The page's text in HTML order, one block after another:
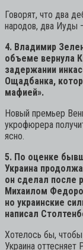
Говорят, что два
народов, два Иуды
4. Владимир
объеме вернула
задержании
Ощадбанка,
мафией».
Новый премьер
укрофюрера
ясно.
5. По оценке
Украина
он сделал после
Михаилом
но украинские
написал
Хотелось бы,
Украина